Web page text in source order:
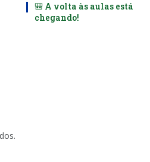
🎒 A volta às aulas está
chegando!